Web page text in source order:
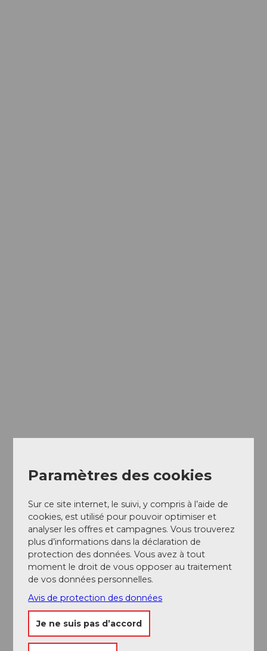
Paramètres des cookies
Sur ce site internet, le suivi, y compris à l’aide de
cookies, est utilisé pour pouvoir optimiser et
analyser les offres et campagnes. Vous trouverez
plus d’informations dans la déclaration de
protection des données. Vous avez à tout
moment le droit de vous opposer au traitement
de vos données personnelles.
Avis de protection des données
Je ne suis pas d’accord